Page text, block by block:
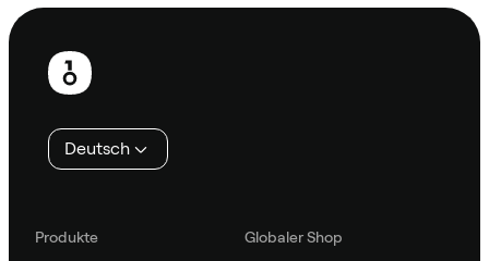
Fußzeile
Deutsch
Produkte
Globaler Shop